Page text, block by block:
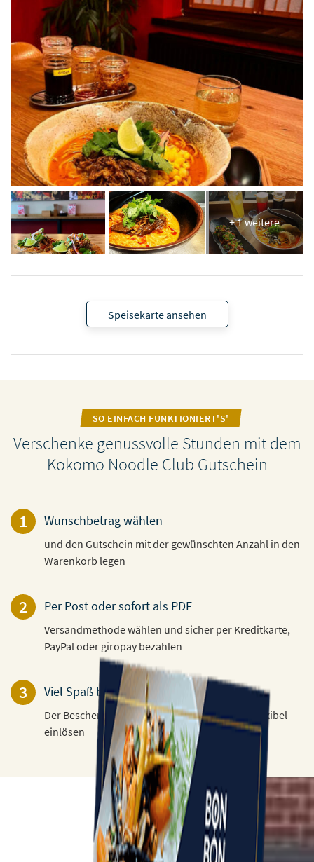
+ 1 weitere
Speisekarte ansehen
SO EINFACH FUNKTIONIERT'S'
Verschenke genussvolle Stunden mit dem
Kokomo Noodle Club Gutschein
1 Wunschbetrag wählen
und den Gutschein mit der gewünschten Anzahl in den
Warenkorb legen
2 Per Post oder sofort als PDF
Versandmethode wählen und sicher per Kreditkarte,
PayPal oder giropay bezahlen
3 Viel Spaß beim Verschenken!
Der Beschenkte kann den Gutschein 3 Jahre flexibel
einlösen